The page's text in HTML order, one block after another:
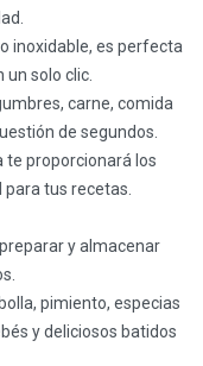
inoxidable, es perfecta
solo clic.
carne, comida
de segundos.
te proporcionará los
tus recetas.
y almacenar
pimiento, especias
y deliciosos batidos